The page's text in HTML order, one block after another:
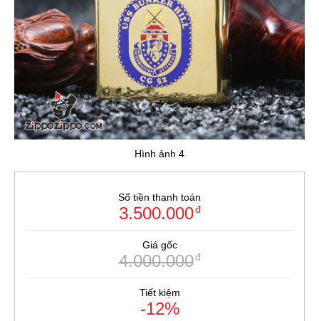
Hình ảnh 4
Số tiền thanh toán
3.500.000đ
Giá gốc
4.000.000đ
Tiết kiệm
-12%